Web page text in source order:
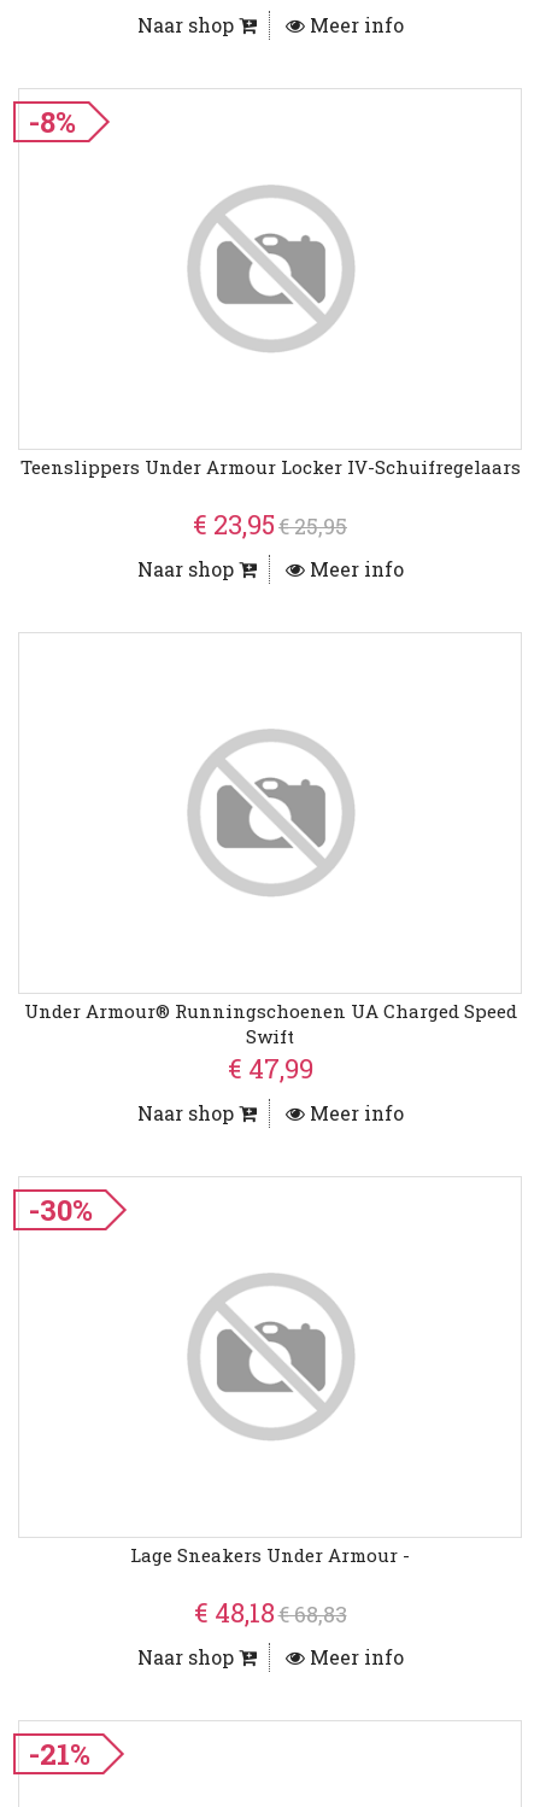
Naar shop Meer info
-8%
Teenslippers Under Armour Locker IV-Schuifregelaars
€ 23,95€ 25,95
Naar shop Meer info
Under Armour® Runningschoenen UA Charged Speed
Swift
€ 47,99
Naar shop Meer info
-30%
Lage Sneakers Under Armour -
€ 48,18€ 68,83
Naar shop Meer info
-21%